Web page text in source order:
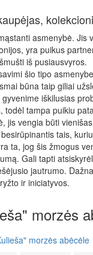
asmenybė. Jis
yra puikus
iš pusiausvyros.
šio tipo
būna taip giliai
iškilusias
todėl tampa puikiu
jis vengia būti
tais,
ta, jog šis žmogus
Gali tapti
jautrumo.
ir iniciatyvos.
morzės
morzės abėcėle